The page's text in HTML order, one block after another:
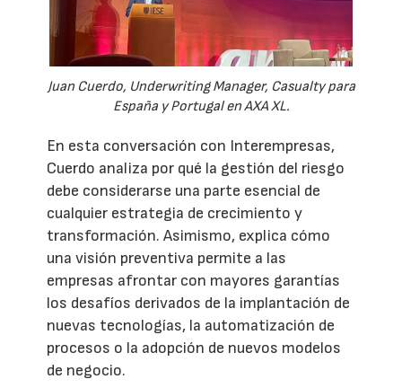
Juan Cuerdo, Underwriting Manager, Casualty para
España y Portugal en AXA XL.
En esta conversación con Interempresas,
Cuerdo analiza por qué la gestión del riesgo
debe considerarse una parte esencial de
cualquier estrategia de crecimiento y
transformación. Asimismo, explica cómo
una visión preventiva permite a las
empresas afrontar con mayores garantías
los desafíos derivados de la implantación de
nuevas tecnologías, la automatización de
procesos o la adopción de nuevos modelos
de negocio.